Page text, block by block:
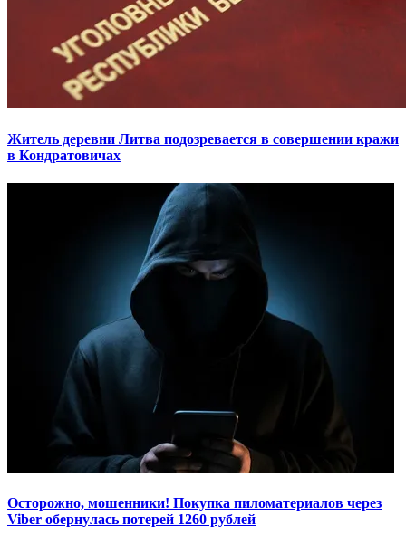
Житель деревни Литва подозревается в совершении кражи
в Кондратовичах
Осторожно, мошенники! Покупка пиломатериалов через
Viber обернулась потерей 1260 рублей